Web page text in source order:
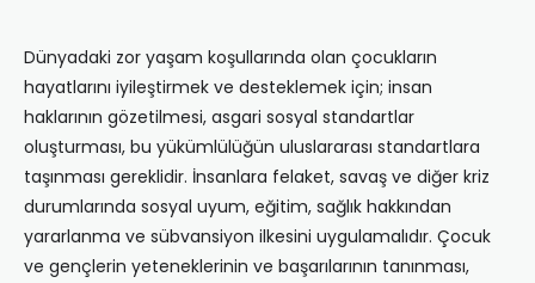
Dünyadaki zor yaşam koşullarında olan çocukların
hayatlarını iyileştirmek ve desteklemek için; insan
haklarının gözetilmesi, asgari sosyal standartlar
oluşturması, bu yükümlülüğün uluslararası standartlara
taşınması gereklidir. İnsanlara felaket, savaş ve diğer kriz
durumlarında sosyal uyum, eğitim, sağlık hakkından
yararlanma ve sübvansiyon ilkesini uygulamalıdır. Çocuk
ve gençlerin yeteneklerinin ve başarılarının tanınması,